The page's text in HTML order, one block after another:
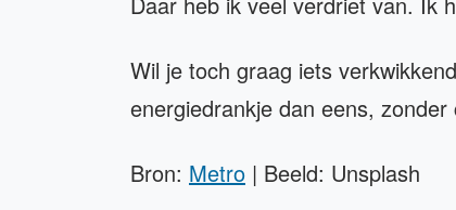
Wil je toch graag iets
energiedrankje dan eens, zonder
Bron: Metro | Beeld: Unsplash